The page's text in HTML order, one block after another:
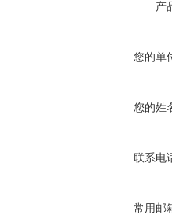
产
您的单
您的姓
联系电
常用邮